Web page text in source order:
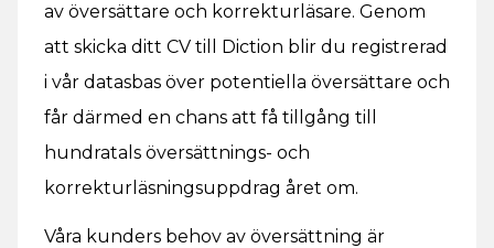
av översättare och korrekturläsare. Genom
att skicka ditt CV till Diction blir du registrerad
i vår datasbas över potentiella översättare och
får därmed en chans att få tillgång till
hundratals översättnings- och
korrekturläsningsuppdrag året om.
Våra kunders behov av översättning är